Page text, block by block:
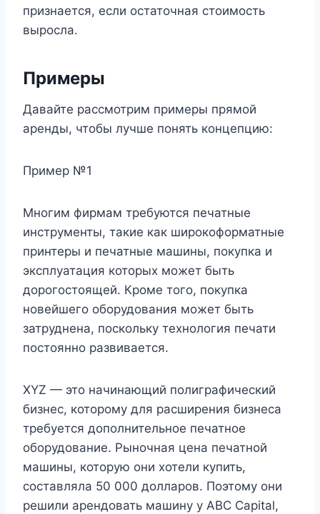
признается, если остаточная стоимость
выросла.
Примеры
Давайте рассмотрим примеры прямой
аренды, чтобы лучше понять концепцию:
Пример №1
Многим фирмам требуются печатные
инструменты, такие как широкоформатные
принтеры и печатные машины, покупка и
эксплуатация которых может быть
дорогостоящей. Кроме того, покупка
новейшего оборудования может быть
затруднена, поскольку технология печати
постоянно развивается.
XYZ — это начинающий полиграфический
бизнес, которому для расширения бизнеса
требуется дополнительное печатное
оборудование. Рыночная цена печатной
машины, которую они хотели купить,
составляла 50 000 долларов. Поэтому они
решили арендовать машину у ABC Capital,